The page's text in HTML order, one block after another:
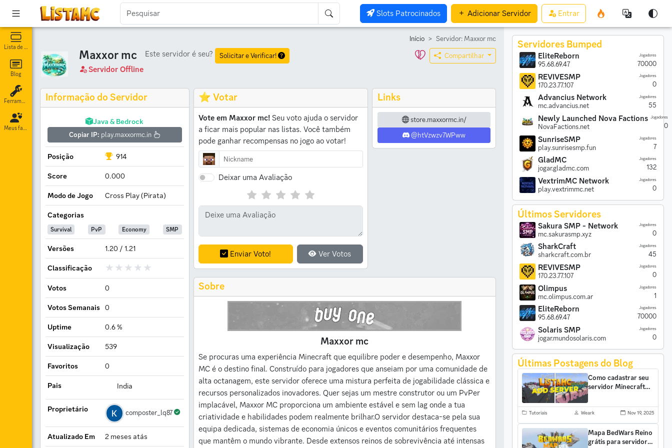
Slots Patrocinados AdicionarServidor Entrar
Lista de servidores
Blog
Ferramentas
Meus favoritos
Início Servidor: Maxxor mc
Maxxor mc Este servidor é seu? Solicitar e Verificar!
Servidor Offline
Compartilhar
⭐ Votar
Vote em Maxxor mc! Seu voto ajuda o servidor
a ficar mais popular nas listas. Você também
pode ganhar recompensas no jogo ao votar!
Deixar uma Avaliação
Enviar Voto! Ver Votos
Links
store.maxxormc.in/
@htVzwzv7WPww
Sobre
Maxxor mc
Se procuras uma experiência Minecraft que equilibre poder e desempenho, Maxxor
MC é o destino final. Construído para jogadores que anseiam por uma comunidade de
alta octanagem, este servidor oferece uma mistura perfeita de jogabilidade clássica e
recursos personalizados inovadores. Quer sejas um mestre construtor ou um PvPer
implacável, Maxxor MC proporciona um ambiente estável e sem lag onde a tua
criatividade e habilidades podem realmente brilhar.O servidor destaca-se pela sua
equipa dedicada, sistemas de economia únicos e eventos comunitários frequentes
que mantêm o mundo vibrante. Desde extensos reinos de sobrevivência até intensas
Informação do Servidor
Java & Bedrock
Copiar IP: play.maxxormc.in
Posição
914
Score
0.000
Modo de Jogo
Cross Play (Pirata)
Categorias
Survival PvP Economy SMP
Versões
1.20 / 1.21
Classificação
Votos
0
Votos Semanais 0
Uptime
0.6 %
Visualização
539
Favoritos
0
Pais
India
Proprietário composter_lq87
Atualizado Em 2 meses atás
Servidores Bumped
EliteReborn
95.68.69.47
Jogadores
70000
REVIVESMP
170.23.77.107
Jogadores
0
Advancius Network
mc.advancius.net
Jogadores
55
Newly Launched Nova Factions
NovaFactions.net
Jogadores
0
SunriseSMP
play.sunrisesmp.fun
Jogadores
7
GladMC
jogar.gladmc.com
Jogadores
132
VextrimMC Network
play.vextrimmc.net
Jogadores
0
Últimos Servidores
Sakura SMP - Network
mc.sakurasmp.xyz
Jogadores
0
SharkCraft
sharkcraft.com.br
Jogadores
45
REVIVESMP
170.23.77.107
Jogadores
0
Olimpus
mc.olimpus.com.ar
Jogadores
1
EliteReborn
95.68.69.47
Jogadores
70000
Solaris SMP
jogar.mundosolaris.com
Jogadores
0
Últimas Postagens do Blog
Como cadastrar seu
servidor Minecraft
conquistar mais
jogadores
Tutoriais Weark Nov 19, 2025
Mapa BedWars Reino
grátis para servidores